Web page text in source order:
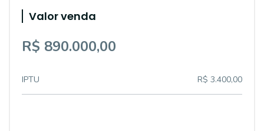
Valor venda
R$ 890.000,00
IPTU R$ 3.400,00